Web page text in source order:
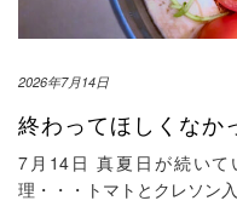
2026年7月14日
終わってほしくなか
7月14日 真夏日が続い
理・・・トマトとクレソン